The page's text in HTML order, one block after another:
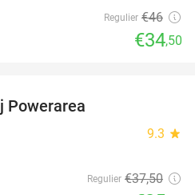
Regulier €46
€34,50
Powerarea
9.3 star
Regulier €37,50